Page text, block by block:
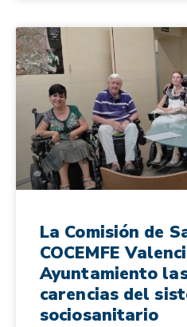
La Comisión de
COCEMFE
Ayuntamiento
carencias del
sociosanitario